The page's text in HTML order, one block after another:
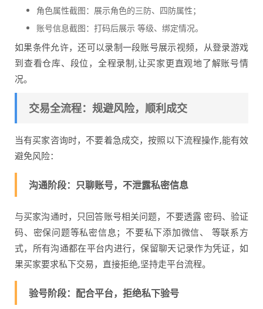
角色属性截图：展示角色的三防、四防属性；
账号信息截图：打码后展示 等级、绑定情况。
如果条件允许，还可以录制一段账号展示视频，从登录游戏
到查看仓库、段位，全程录制,让买家更直观地了解账号情
况。
交易全流程：规避风险，顺利成交
当有买家咨询时，不要着急成交，按照以下流程操作,能有效
避免风险：
沟通阶段：只聊账号，不泄露私密信息
与买家沟通时，只回答账号相关问题，不要透露 密码、验证
码、密保问题等私密信息；不要私下添加微信、 等联系方
式，所有沟通都在平台内进行，保留聊天记录作为凭证，如
果买家要求私下交易，直接拒绝,坚持走平台流程。
验号阶段：配合平台，拒绝私下验号